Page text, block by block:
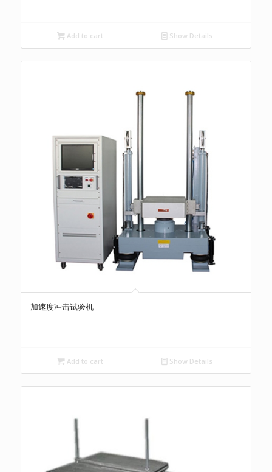
Add to cart Show Details
加速度冲击试验机
Add to cart Show Details